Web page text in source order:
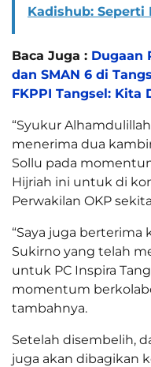
Kadishub: Seperti
Baca Juga : Dugaan
dan SMAN 6 di
FKPPI Tangsel: Kita
“Syukur
menerima dua
Sollu pada
Hijriah ini untuk di
Perwakilan OKP
“Saya juga berterima
Sukirno yang telah
untuk PC Inspira
momentum
tambahnya.
Setelah disembelih,
juga akan dibagikan